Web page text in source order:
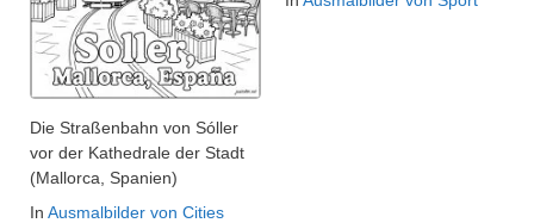
Die Straßenbahn von Sóller
vor der Kathedrale der Stadt
(Mallorca, Spanien)
In Ausmalbilder von Cities